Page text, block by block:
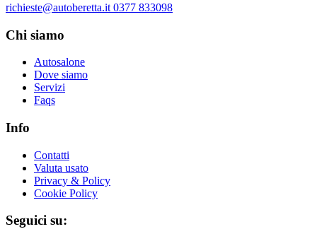
richieste@autoberetta.it 0377 833098
Chi siamo
Autosalone
Dove siamo
Servizi
Faqs
Info
Contatti
Valuta usato
Privacy & Policy
Cookie Policy
Seguici su: